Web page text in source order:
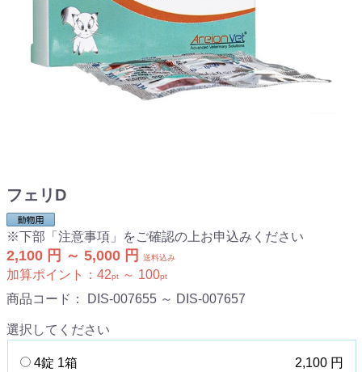
フェリD
※下部「注意事項」をご確認の上お申込みください
2,100 円 ～ 5,000 円 送料込み
加算ポイント： 42pt ～ 100pt
商品コード： DIS-007655 ～ DIS-007657
選択してください
4錠 1箱 2,100 円